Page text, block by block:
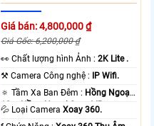
Giá bán: 4,800,000 ₫
Giá Gốc: 6,200,000 ₫
️👀 Chất lượng hình Ảnh :2K Lite .
⚒ Camera Công nghệ :
IP Wifi.
🔅 Tầm Xa Ban Đêm : Hồng Ngoại
10m Hồng Ngoại Smart IR.
💦 Loại CameraXoay 360.